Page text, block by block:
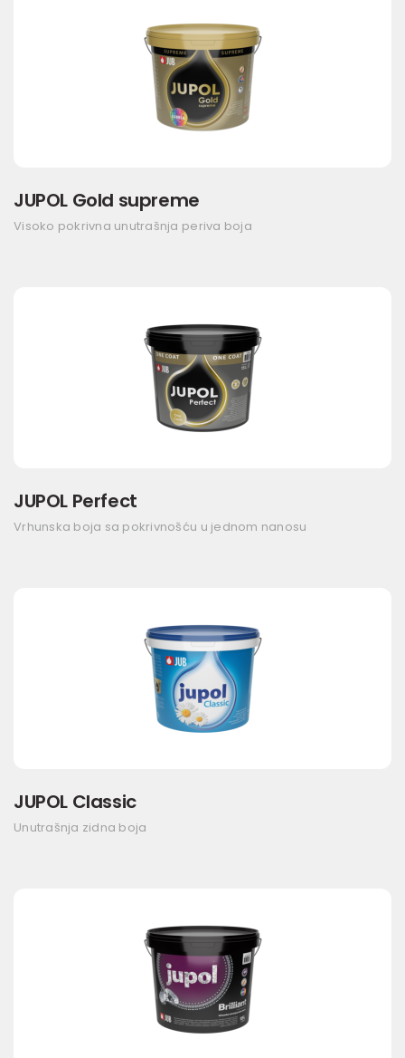
JUPOL Gold supreme
Visoko pokrivna unutrašnja periva boja
JUPOL Perfect
Vrhunska boja sa pokrivnošću u jednom nanosu
JUPOL Classic
Unutrašnja zidna boja